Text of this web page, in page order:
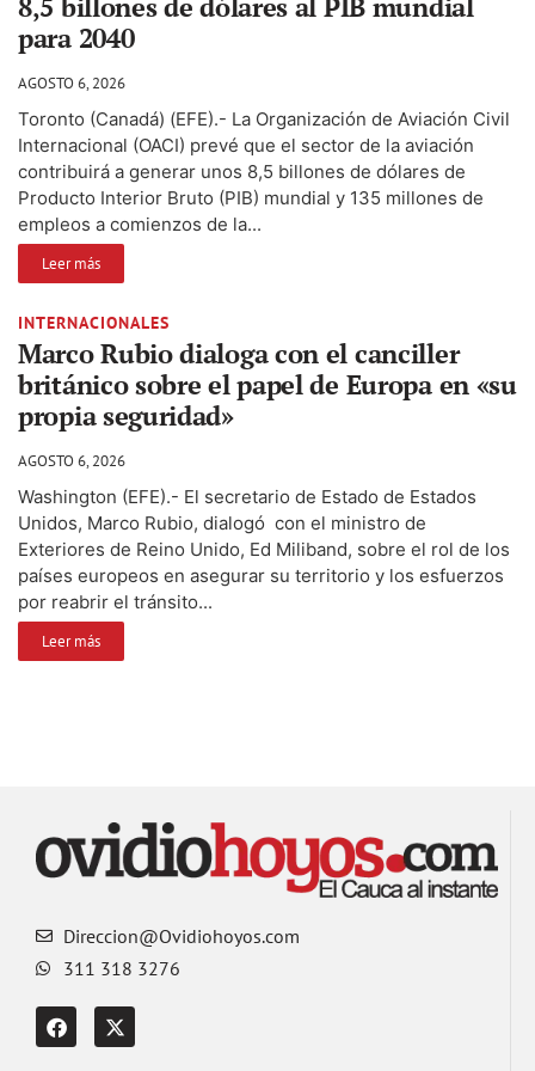
para 2040
AGOSTO 6, 2026
Toronto (Canadá) (EFE).- La Organización de Aviación Civil
Internacional (OACI) prevé que el sector de la aviación
contribuirá a generar unos 8,5 billones de dólares de
Producto Interior Bruto (PIB) mundial y 135 millones de
empleos a comienzos de la...
Leer más
INTERNACIONALES
Marco Rubio dialoga con el canciller
británico sobre el papel de Europa en «su
propia seguridad»
AGOSTO 6, 2026
Washington (EFE).- El secretario de Estado de Estados
Unidos, Marco Rubio, dialogó con el ministro de
Exteriores de Reino Unido, Ed Miliband, sobre el rol de los
países europeos en asegurar su territorio y los esfuerzos
por reabrir el tránsito...
Leer más
Direccion@Ovidiohoyos.com
311 318 3276